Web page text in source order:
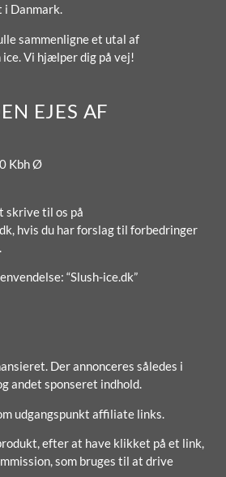
i Danmark.
sammenligne et utal af
ice. Vi hjælper dig på vej!
EJES AF
Kbh Ø
skrive til os på
hvis du har forslag til forbedringer
“Slush-ice.dk”
Der annonceres således i
andet sponseret indhold.
udgangspunkt affiliate links.
efter at have klikket på et link,
som bruges til at drive